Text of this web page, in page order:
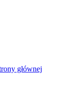
głównej